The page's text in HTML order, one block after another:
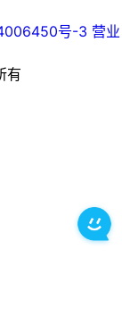
号-3 营业
有